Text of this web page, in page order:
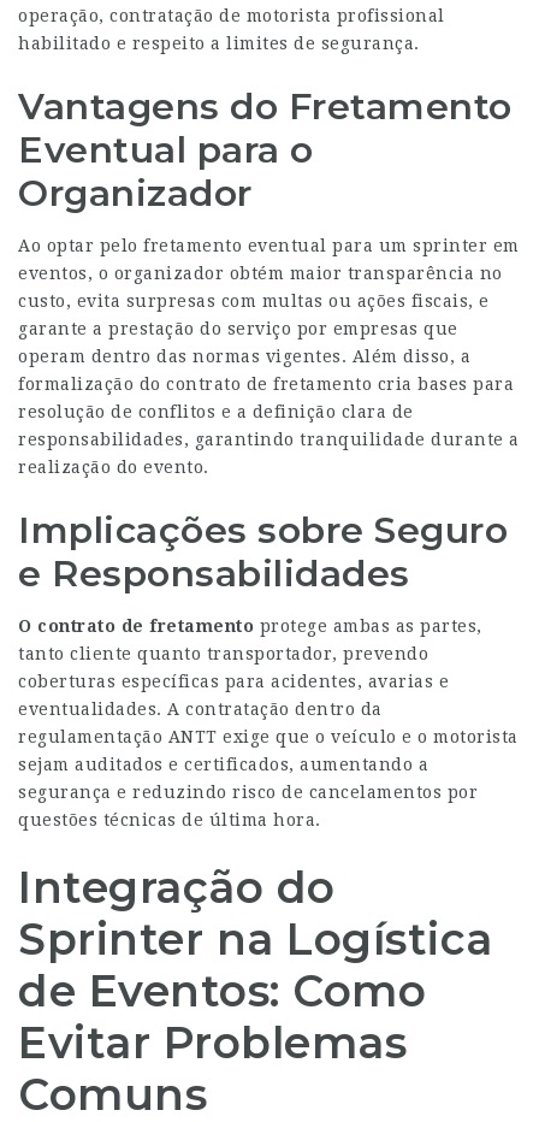
operação, contratação de motorista profissional
habilitado e respeito a limites de segurança.
Vantagens do Fretamento
Eventual para o
Organizador
Ao optar pelo fretamento eventual para um sprinter em
eventos, o organizador obtém maior transparência no
custo, evita surpresas com multas ou ações fiscais, e
garante a prestação do serviço por empresas que
operam dentro das normas vigentes. Além disso, a
formalização do contrato de fretamento cria bases para
resolução de conflitos e a definição clara de
responsabilidades, garantindo tranquilidade durante a
realização do evento.
Implicações sobre Seguro
e Responsabilidades
O contrato de fretamento protege ambas as partes,
tanto cliente quanto transportador, prevendo
coberturas específicas para acidentes, avarias e
eventualidades. A contratação dentro da
regulamentação ANTT exige que o veículo e o motorista
sejam auditados e certificados, aumentando a
segurança e reduzindo risco de cancelamentos por
questões técnicas de última hora.
Integração do
Sprinter na Logística
de Eventos: Como
Evitar Problemas
Comuns